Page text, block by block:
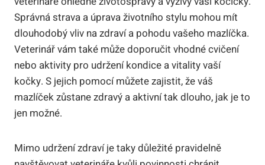
Správná strava a úprava životního stylu mohou mít
dlouhodobý vliv na zdraví a pohodu vašeho mazlíčka.
Veterinář vám také může doporučit vhodné cvičení
nebo aktivity pro udržení kondice a vitality vaší
kočky. S jejich pomocí můžete zajistit, že váš
mazlíček zůstane zdravý a aktivní tak dlouho, jak je to
jen možné.
Mimo udržení zdraví je taky důležité pravidelně